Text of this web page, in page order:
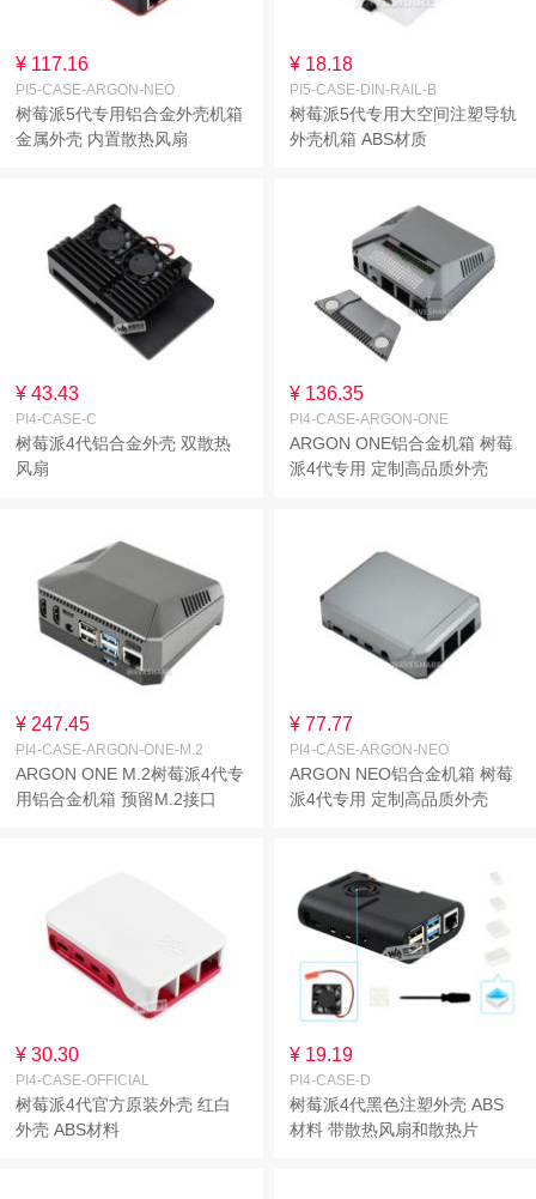
¥ 117.16
PI5-CASE-ARGON-NEO
树莓派5代专用铝合金外壳机箱
金属外壳 内置散热风扇
¥ 18.18
PI5-CASE-DIN-RAIL-B
树莓派5代专用大空间注塑导轨
外壳机箱 ABS材质
¥ 43.43
PI4-CASE-C
树莓派4代铝合金外壳 双散热
风扇
¥ 136.35
PI4-CASE-ARGON-ONE
ARGON ONE铝合金机箱 树莓
派4代专用 定制高品质外壳
¥ 247.45
PI4-CASE-ARGON-ONE-M.2
ARGON ONE M.2树莓派4代专
用铝合金机箱 预留M.2接口
¥ 77.77
PI4-CASE-ARGON-NEO
ARGON NEO铝合金机箱 树莓
派4代专用 定制高品质外壳
¥ 30.30
PI4-CASE-OFFICIAL
树莓派4代官方原装外壳 红白
外壳 ABS材料
¥ 19.19
PI4-CASE-D
树莓派4代黑色注塑外壳 ABS
材料 带散热风扇和散热片